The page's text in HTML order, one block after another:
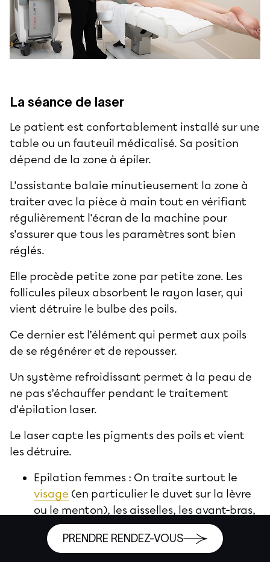
La séance de laser
Le patient est confortablement installé sur une
table ou un fauteuil médicalisé. Sa position
dépend de la zone à épiler.
L'assistante balaie minutieusement la zone à
traiter avec la pièce à main tout en vérifiant
régulièrement l'écran de la machine pour
s'assurer que tous les paramètres sont bien
réglés.
Elle procède petite zone par petite zone. Les
follicules pileux absorbent le rayon laser, qui
vient détruire le bulbe des poils.
Ce dernier est l’élément qui permet aux poils
de se régénérer et de repousser.
Un système refroidissant permet à la peau de
ne pas s’échauffer pendant le traitement
d'épilation laser.
Le laser capte les pigments des poils et vient
les détruire.
Epilation femmes : On traite surtout le
visage (en particulier le duvet sur la lèvre
ou le menton), les aisselles, les avant-bras,
le maillot et les jambes. La patiente peut
choisir de faire épiler seulement ses demi-
PRENDRE RENDEZ-VOUS